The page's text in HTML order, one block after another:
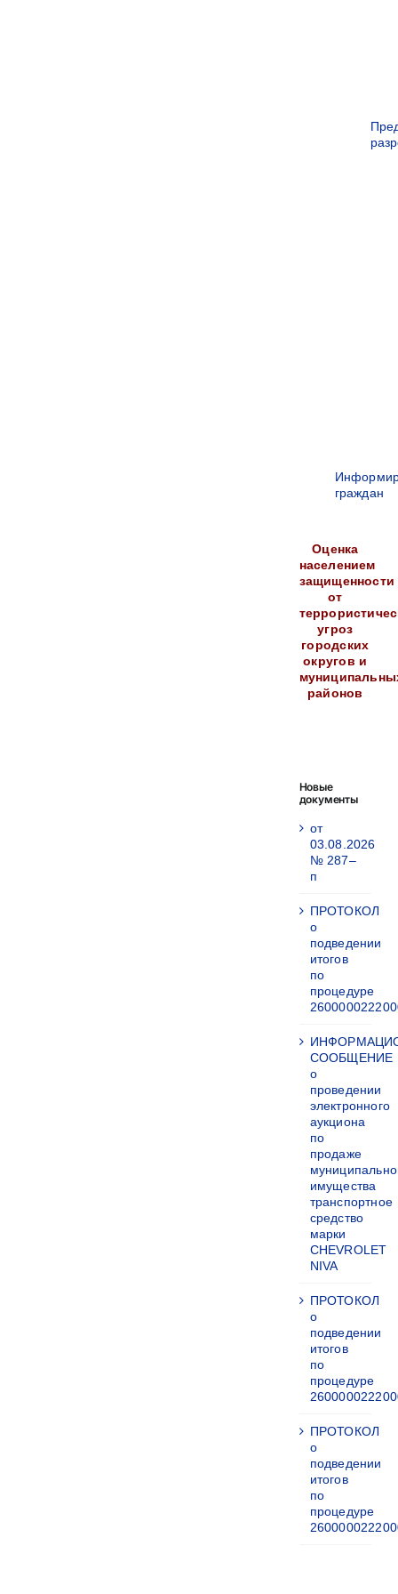
граждан
Оценка
населением
защищенности
от
угроз
городских
округов и
районов
Новые
документы
от
03.08.2026
№ 287–
п
ПРОТОКОЛ
о
подведении
итогов
по
процедуре
СООБЩЕНИЕ
о
проведении
электронного
аукциона
по
продаже
имущества
транспортное
средство
марки
CHEVROLET
NIVA
ПРОТОКОЛ
о
подведении
итогов
по
процедуре
ПРОТОКОЛ
о
подведении
итогов
по
процедуре